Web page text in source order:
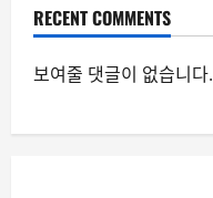
RECENT COMMENTS
보여줄 댓글이 없습니다.